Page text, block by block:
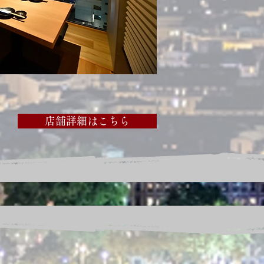
店舗詳細はこちら